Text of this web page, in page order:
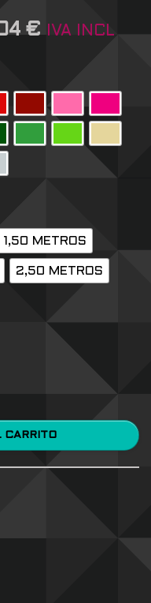
€ IVA INCL
1,50 METROS
2,50 METROS
AÑADIR AL CARRITO